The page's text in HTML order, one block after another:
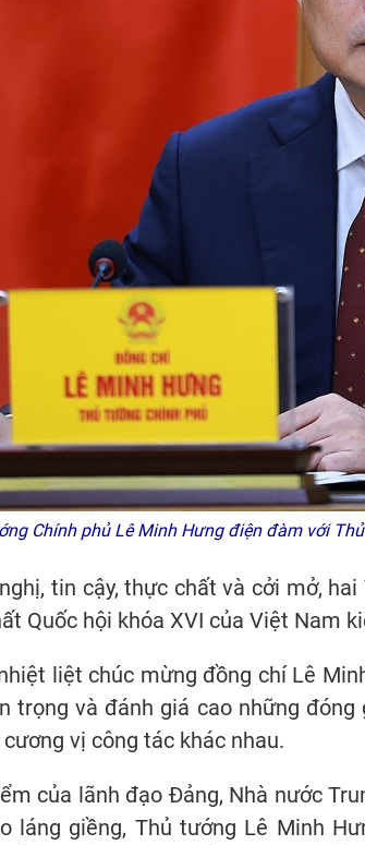
Chính phủ Lê Minh Hưng điện đàm với
tin cậy, thực chất và cởi mở,
Quốc hội khóa XVI của Việt Nam
liệt chúc mừng đồng chí Lê
trọng và đánh giá cao những
vị công tác khác nhau.
của lãnh đạo Đảng, Nhà nước
láng giềng, Thủ tướng Lê Minh